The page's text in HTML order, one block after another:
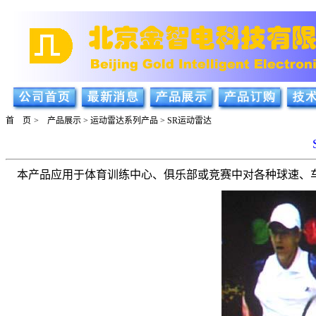
首 页 > 产品展示 > 运动雷达系列产品 > SR运动雷达
本产品应用于体育训练中心、俱乐部或竞赛中对各种球速